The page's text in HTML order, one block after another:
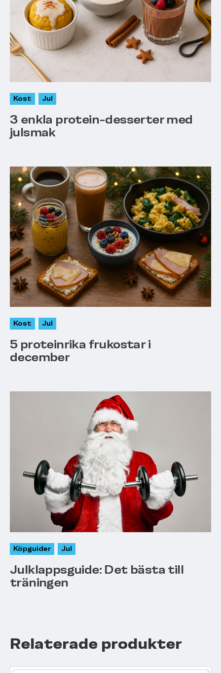
Kost Jul
3 enkla protein-desserter med
julsmak
Kost Jul
5 proteinrika frukostar i
december
Köpguider Jul
Julklappsguide: Det bästa till
träningen
Relaterade produkter